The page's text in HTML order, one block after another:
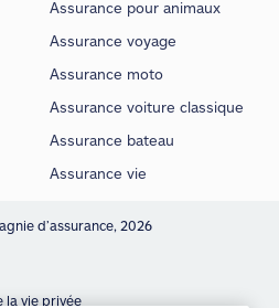
Assurance pour animaux
Assurance voyage
Assurance moto
Assurance voiture classique
Assurance bateau
Assurance vie
d’assurance, 2026
la vie privée